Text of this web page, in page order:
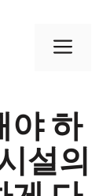
메
야 하
설의